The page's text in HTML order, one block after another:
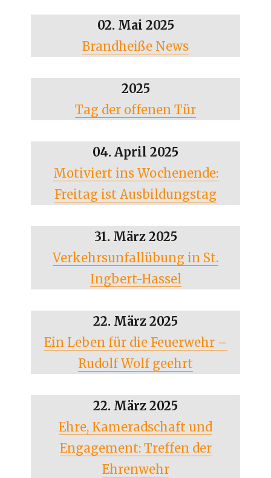
02. Mai 2025
Brandheiße News
2025
Tag der offenen Tür
04. April 2025
Motiviert ins Wochenende:
Freitag ist Ausbildungstag
31. März 2025
Verkehrsunfallübung in St.
Ingbert-Hassel
22. März 2025
Ein Leben für die Feuerwehr –
Rudolf Wolf geehrt
22. März 2025
Ehre, Kameradschaft und
Engagement: Treffen der
Ehrenwehr